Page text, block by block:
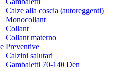
Gambaletti
Calze alla coscia (autoreggenti)
Monocollant
Collant
Collant materno
Preventive
Calzini salutari
Gambaletti 70-140 Den